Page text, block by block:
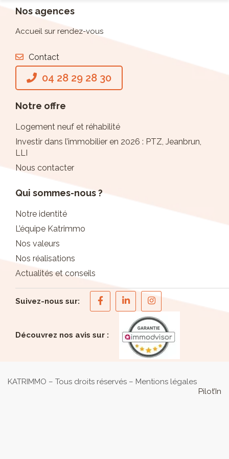
Nos agences
Accueil sur rendez-vous
Contact
04 28 29 28 30
Notre offre
Logement neuf et réhabilité
Investir dans l’immobilier en 2026 : PTZ, Jeanbrun,
LLI
Nous contacter
Qui sommes-nous ?
Notre identité
L’équipe Katrimmo
Nos valeurs
Nos réalisations
Actualités et conseils
Suivez-nous sur:
Découvrez nos avis sur :
KATRIMMO – Tous droits réservés – Mentions légales
Pilot’In